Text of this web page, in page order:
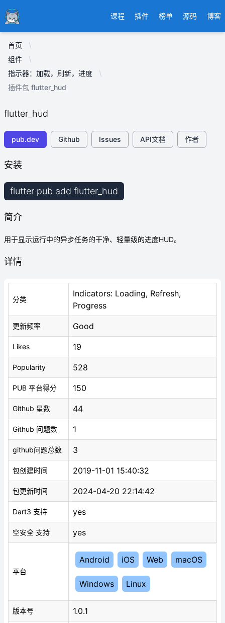
Ducafecat 课程 插件 榜单 源码 博客
首页
组件
指示器：加载，刷新，进度
插件包 flutter_hud
flutter_hud
pub.dev Github Issues API文档 作者
安装
flutter pub add flutter_hud
简介
用于显示运行中的异步任务的干净、轻量级的进度HUD。
详情
分类
Indicators: Loading, Refresh,
Progress
更新频率 Good
Likes 19
Popularity 528
PUB 平台得分 150
Github 星数 44
Github 问题数 1
github问题总数 3
包创建时间 2019-11-01 15:40:32
包更新时间 2024-04-20 22:14:42
Dart3 支持 yes
空安全 支持 yes
平台
Android iOS Web macOS
Windows Linux
版本号 1.0.1